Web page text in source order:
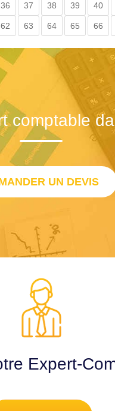
36 37 38 39 40
62 63 64 65 66
comptable
UN DEVIS
Expert-